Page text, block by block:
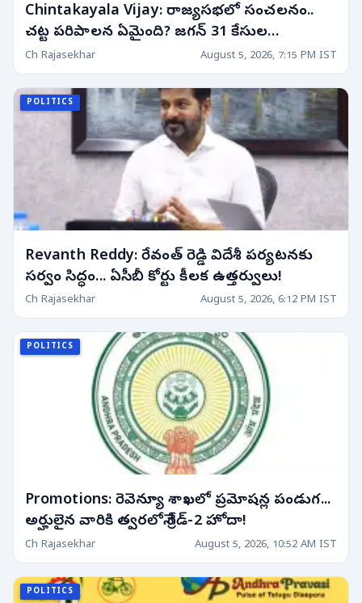
Chintakayala Vijay: రాజ్యసభలో సంచలనం..
చట్ట పరిపాలన ఏమైంది? జగన్ 31 కేసుల
వ్యవహారంపై ఘాటు వ్యాఖ్యలు!
Ch Rajasekhar August 5, 2026, 7:15 PM IST
POLITICS
Revanth Reddy: రేవంత్ రెడ్డి విదేశీ పర్యటనకు
సర్వం సిద్ధం... ఏసీబీ కోర్టు కీలక ఉత్తర్వులు!
Ch Rajasekhar August 5, 2026, 6:12 PM IST
POLITICS
Promotions: రెవెన్యూ శాఖలో ప్రమోషన్ల పండుగ...
అర్హులైన వారికి త్వరలోనే గ్రేడ్-2 హోదా!
Ch Rajasekhar August 5, 2026, 10:52 AM IST
POLITICS